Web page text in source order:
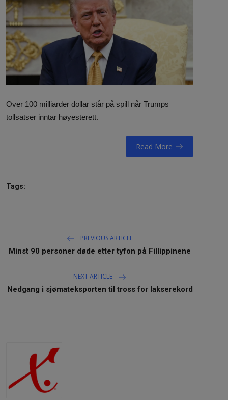
NAV / RETT
STORTINGET
RADIO / TV
IT/MEDIA
Over 100 milliarder dollar står på spill når Trumps
tollsatser inntar høyesterett.
Read More
Tags:
PREVIOUS ARTICLE
Minst 90 personer døde etter tyfon på Fillippinene
NEXT ARTICLE
Nedgang i sjømateksporten til tross for lakserekord